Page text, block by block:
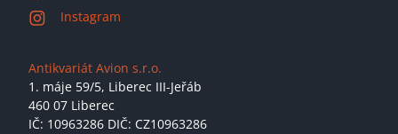
Instagram
Antikvariát Avion s.r.o.
1. máje 59/5, Liberec III-Jeřáb
460 07 Liberec
IČ: 10963286 DIČ: CZ10963286